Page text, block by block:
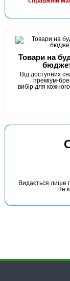
Товари на
Від доступних
преміум-
вибір для
Видається лише
Не